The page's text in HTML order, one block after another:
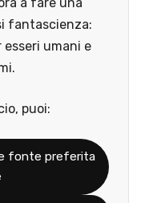
fantascienza:
umani e
puoi:
fonte preferita